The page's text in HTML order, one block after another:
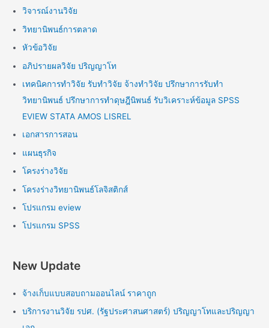
วิจารณ์งานวิจัย
วิทยานิพนธ์การตลาด
หัวข้อวิจัย
อภิปรายผลวิจัย ปริญญาโท
เทคนิคการทำวิจัย รับทำวิจัย จ้างทำวิจัย ปรึกษาการรับทำ
วิทยานิพนธ์ ปรึกษาการทำดุษฎีนิพนธ์ รับวิเคราะห์ข้อมูล SPSS
EVIEW STATA AMOS LISREL
เอกสารการสอน
แผนธุรกิจ
โครงร่างวิจัย
โครงร่างวิทยานิพนธ์โลจิสติกส์
โปรแกรม eview
โปรแกรม SPSS
New Update
จ้างเก็บแบบสอบถามออนไลน์ ราคาถูก
บริการงานวิจัย รปศ. (รัฐประศาสนศาสตร์) ปริญญาโทและปริญญา